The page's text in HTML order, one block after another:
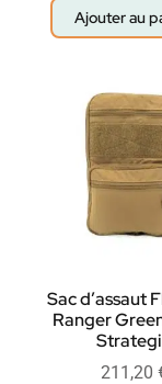
Ajouter au
Sac d’assaut
Ranger
211,20